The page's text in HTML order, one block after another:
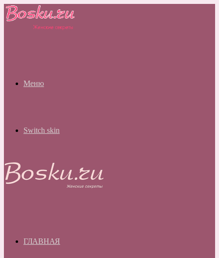
Меню
Switch skin
ГЛАВНАЯ